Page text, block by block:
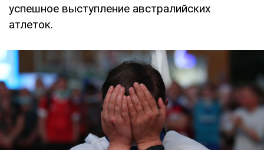
успешное выступление австралийских
атлеток.